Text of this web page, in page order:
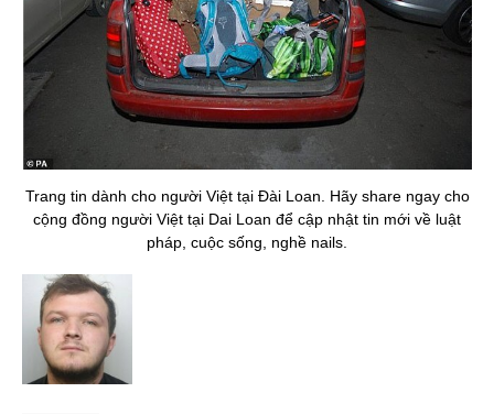
Trang tin dành cho người Việt tại Đài Loan. Hãy share ngay cho
cộng đồng người Việt tại Dai Loan để cập nhật tin mới về luật
pháp, cuộc sống, nghề nails.